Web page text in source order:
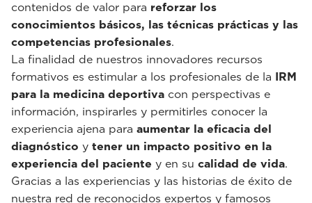
contenidos de valor para reforzar los
conocimientos básicos, las técnicas prácticas y las
competencias profesionales.
La finalidad de nuestros innovadores recursos
formativos es estimular a los profesionales de la IRM
para la medicina deportiva con perspectivas e
información, inspirarles y permitirles conocer la
experiencia ajena para aumentar la eficacia del
diagnóstico y tener un impacto positivo en la
experiencia del paciente y en su calidad de vida.
Gracias a las experiencias y las historias de éxito de
nuestra red de reconocidos expertos y famosos